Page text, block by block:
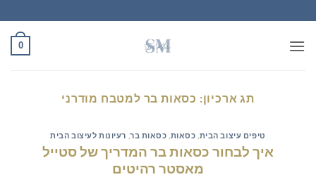
to
content
0
תג ארכיון: כסאות בר למטבח מודרני
טיפים עיצוב הבית כסאות כסאות בר, רעיונות לעיצוב הבית
איך לבחור כסאות בר המדריך של סטייל
מאסטר רהיטים